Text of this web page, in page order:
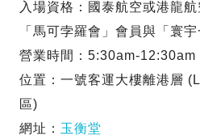
入場資格：國泰航空或港龍
「馬可孛羅會」會員與「寰
營業時間：5:30am-12:30am
位置：一號客運大樓離港層
區)
網址： 玉衡堂